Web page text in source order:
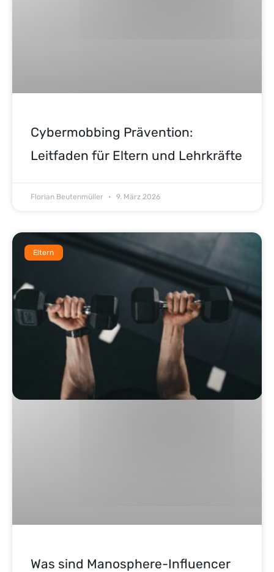
Cybermobbing Prävention:
Leitfaden für Eltern und Lehrkräfte
Florian Beutenmüller 9. März 2026
Eltern
Was sind Manosphere-Influencer